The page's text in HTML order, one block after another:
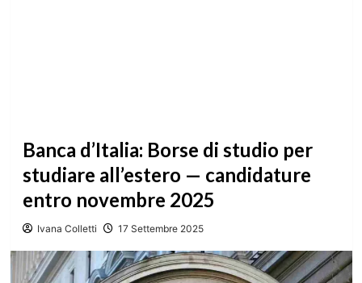
Banca d’Italia: Borse di studio per
studiare all’estero — candidature
entro novembre 2025
Ivana Colletti 17 Settembre 2025